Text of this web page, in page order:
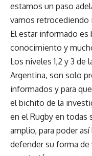
estamos un paso
vamos retrocediendo
El estar informado es
conocimiento y
Los niveles 1,2 y 3 de
Argentina, son solo
informados y para
el bichito de la
en el Rugby en todas
amplio, para poder
defender su forma